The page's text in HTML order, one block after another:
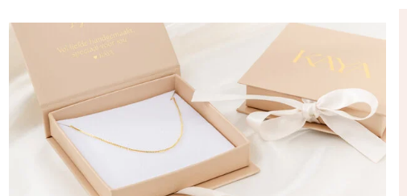
stay in touch
lid van onze mailinglijst
Sieraden